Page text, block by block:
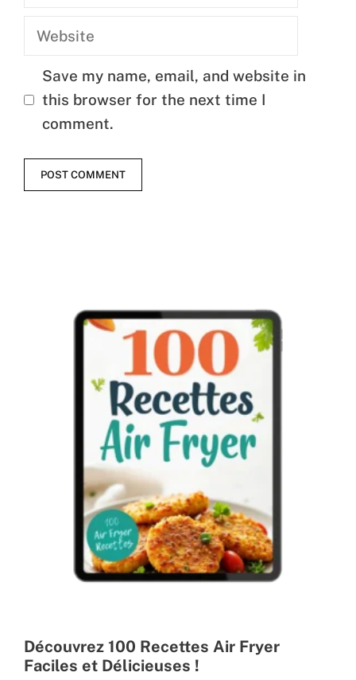
Website
Save my name, email, and website in
this browser for the next time I
comment.
Découvrez 100 Recettes Air Fryer
Faciles et Délicieuses !